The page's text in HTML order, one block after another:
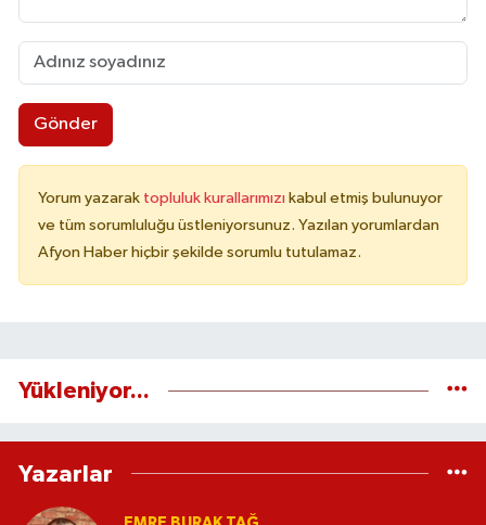
Gönder
Yorum yazarak topluluk kurallarımızı kabul etmiş bulunuyor
ve tüm sorumluluğu üstleniyorsunuz. Yazılan yorumlardan
Afyon Haber hiçbir şekilde sorumlu tutulamaz.
Yükleniyor...
Yazarlar